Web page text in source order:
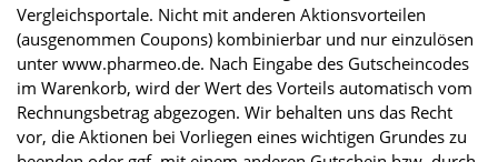
Vergleichsportale. Nicht mit anderen Aktionsvorteilen
(ausgenommen Coupons) kombinierbar und nur einzulösen
unter www.pharmeo.de. Nach Eingabe des Gutscheincodes
im Warenkorb, wird der Wert des Vorteils automatisch vom
Rechnungsbetrag abgezogen. Wir behalten uns das Recht
vor, die Aktionen bei Vorliegen eines wichtigen Grundes zu